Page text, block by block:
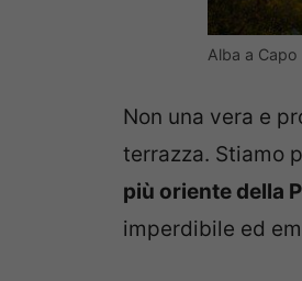
Alba a Capo
Non una vera e
terrazza. Stiamo
più oriente della
imperdibile ed